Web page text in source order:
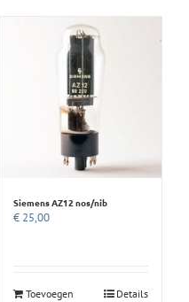
Siemens AZ12 nos/nib
€ 25,00
Toevoegen
Details